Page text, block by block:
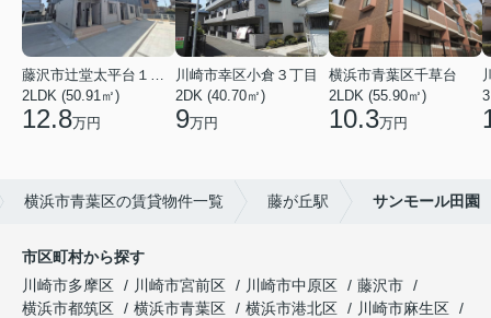
2LDK (50.91㎡)
12.8万円
川崎市幸区小倉３丁目
2DK (40.70㎡)
9万円
横浜市青葉区千草台
2LDK (55.90㎡)
10.3万円
横浜市青葉区の賃貸物件一覧 藤が丘駅 サンモール田園
市区町村から探す
川崎市多摩区
川崎市宮前区 川崎市中原区
藤沢市
横浜市都筑区
横浜市青葉区 横浜市港北区
川崎市麻生区